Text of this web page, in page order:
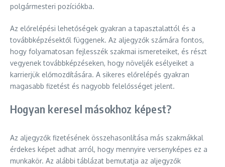
polgármesteri pozíciókba.
Az előrelépési lehetőségek gyakran a tapasztalattól és a
továbbképzésektől függenek. Az aljegyzők számára fontos,
hogy folyamatosan fejlesszék szakmai ismereteiket, és részt
vegyenek továbbképzéseken, hogy növeljék esélyeiket a
karrierjük előmozdítására. A sikeres előrelépés gyakran
magasabb fizetést és nagyobb felelősséget jelent.
Hogyan keresel másokhoz képest?
Az aljegyzők fizetésének összehasonlítása más szakmákkal
érdekes képet adhat arról, hogy mennyire versenyképes ez a
munkakör. Az alábbi táblázat bemutatja az aljegyzők